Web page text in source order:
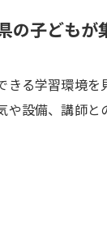
の子ども
きる学習環境
や設備、講師